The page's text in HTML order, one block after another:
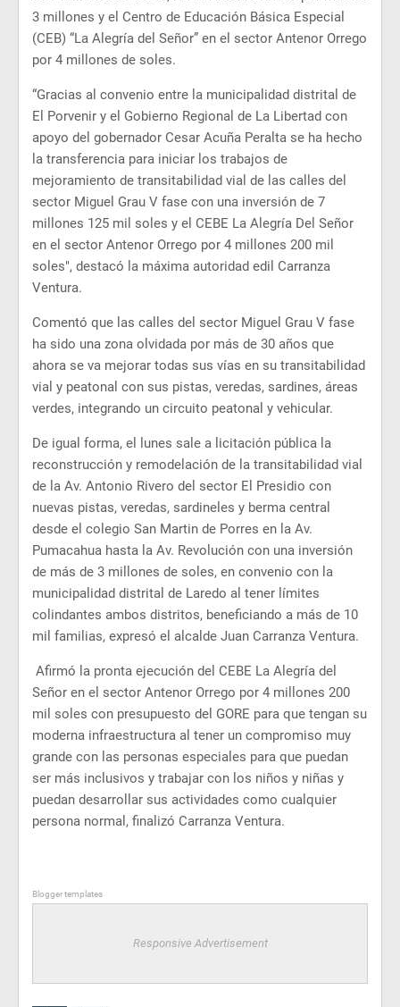
3 millones y el Centro de Educación Básica Especial
(CEB) “La Alegría del Señor” en el sector Antenor Orrego
por 4 millones de soles.
“Gracias al convenio entre la municipalidad distrital de
El Porvenir y el Gobierno Regional de La Libertad con
apoyo del gobernador Cesar Acuña Peralta se ha hecho
la transferencia para iniciar los trabajos de
mejoramiento de transitabilidad vial de las calles del
sector Miguel Grau V fase con una inversión de 7
millones 125 mil soles y el CEBE La Alegría Del Señor
en el sector Antenor Orrego por 4 millones 200 mil
soles", destacó la máxima autoridad edil Carranza
Ventura.
Comentó que las calles del sector Miguel Grau V fase
ha sido una zona olvidada por más de 30 años que
ahora se va mejorar todas sus vías en su transitabilidad
vial y peatonal con sus pistas, veredas, sardines, áreas
verdes, integrando un circuito peatonal y vehicular.
De igual forma, el lunes sale a licitación pública la
reconstrucción y remodelación de la transitabilidad vial
de la Av. Antonio Rivero del sector El Presidio con
nuevas pistas, veredas, sardineles y berma central
desde el colegio San Martin de Porres en la Av.
Pumacahua hasta la Av. Revolución con una inversión
de más de 3 millones de soles, en convenio con la
municipalidad distrital de Laredo al tener límites
colindantes ambos distritos, beneficiando a más de 10
mil familias, expresó el alcalde Juan Carranza Ventura.
Afirmó la pronta ejecución del CEBE La Alegría del
Señor en el sector Antenor Orrego por 4 millones 200
mil soles con presupuesto del GORE para que tengan su
moderna infraestructura al tener un compromiso muy
grande con las personas especiales para que puedan
ser más inclusivos y trabajar con los niños y niñas y
puedan desarrollar sus actividades como cualquier
persona normal, finalizó Carranza Ventura.
Blogger templates
Responsive Advertisement